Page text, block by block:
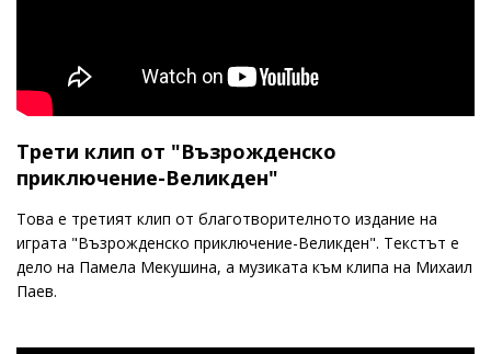
Трети клип от "Възрожденско
приключение-Великден"
Това е третият клип от благотворителното издание на
играта "Възрожденско приключение-Великден". Текстът е
дело на Памела Мекушина, а музиката към клипа на Михаил
Паев.